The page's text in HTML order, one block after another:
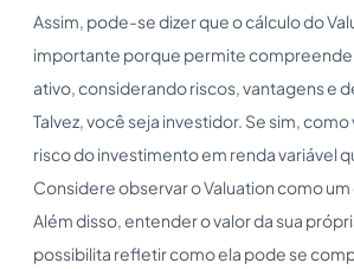
Assim, pode-se dizer que o cálculo do
importante porque permite
ativo, considerando riscos, vantagens e
Talvez, você seja investidor. Se sim,
risco do investimento em renda variável
Considere observar o Valuation como
Além disso, entender o valor da sua
possibilita refletir como ela pode se